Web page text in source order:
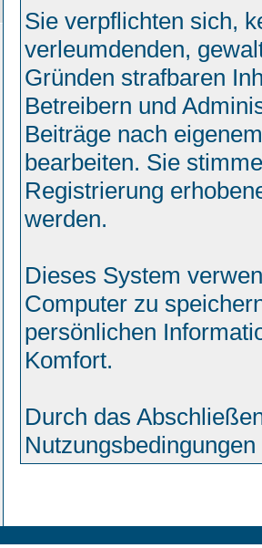
Sie verpflichten sich,
verleumdenden,
Gründen strafbaren
Betreibern und
Beiträge nach
bearbeiten. Sie
Registrierung
werden.
Dieses System
Computer zu
persönlichen
Komfort.
Durch das
Nutzungsbedingungen